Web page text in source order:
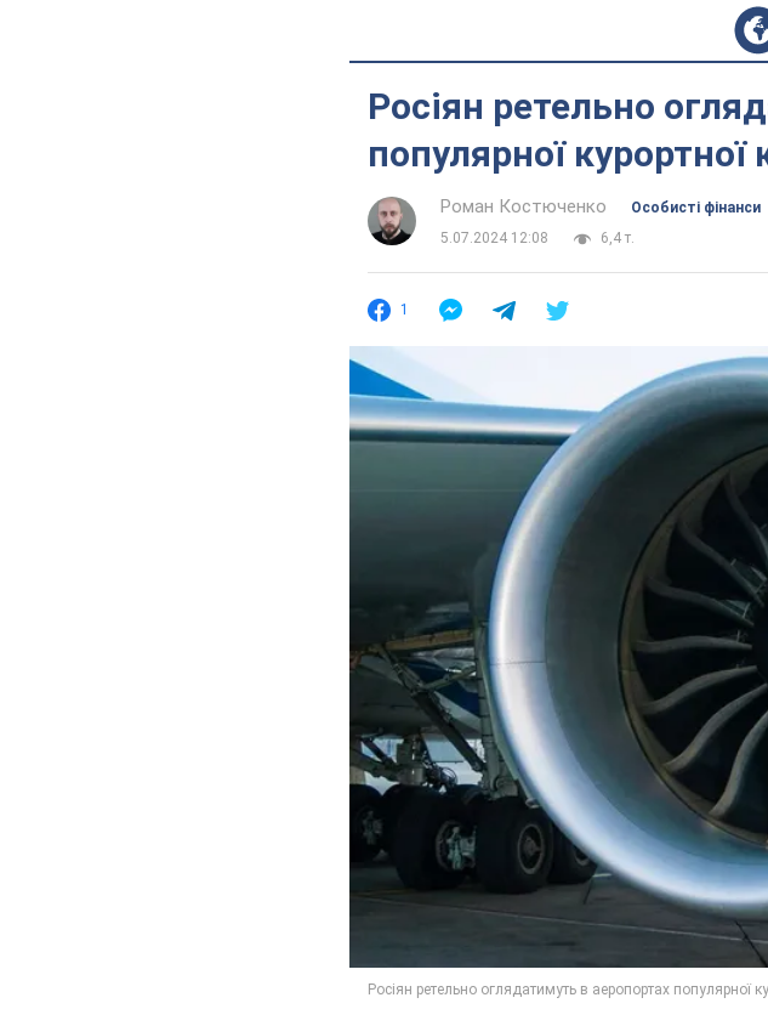
Росіян ретельно
популярної курортної
Роман Костюченко
Особисті фінанси
5.07.2024 12:08
6,4 т.
1